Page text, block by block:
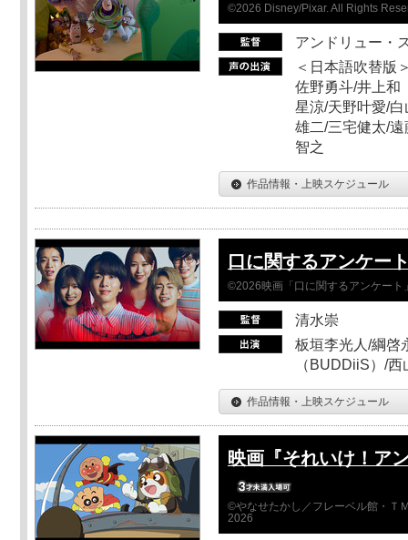
©2026 Disney/Pixar. All Rights
アンドリュー・
＜日本語吹替版
佐野勇斗/井上和
星涼/天野叶愛/
雄二/三宅健太/
智之
作品情報・上映スケジュール
口に関するアンケー
©2026映画「口に関するアンケート
清水崇
板垣李光人/綱啓
（BUDDiiS）/
作品情報・上映スケジュール
映画『それいけ！ア
©やなせたかし／フレーベル館・Ｔ
2026